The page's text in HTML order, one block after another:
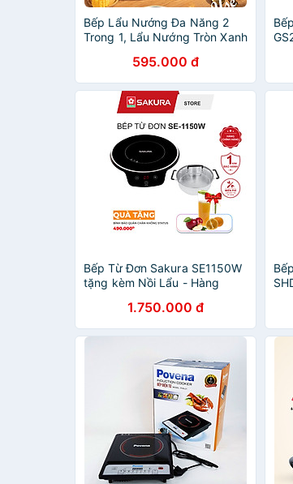
Bếp Lẩu Nướng Đa Năng 2
Trong 1, Lẩu Nướng Tròn Xanh
Hàng Chính Hãng
595.000 đ
Bếp Từ Đơn Sakura SE1150W
tặng kèm Nồi Lẩu - Hàng
1.750.000 đ